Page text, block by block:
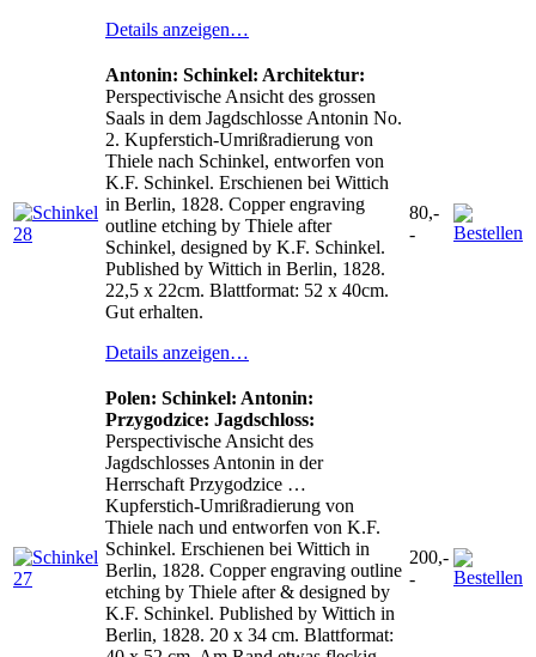
Details anzeigen…
Antonin: Schinkel: Architektur:
Perspectivische Ansicht des grossen
Saals in dem Jagdschlosse Antonin No.
2. Kupferstich-Umrißradierung von
Thiele nach Schinkel, entworfen von
K.F. Schinkel. Erschienen bei Wittich
in Berlin, 1828. Copper engraving
outline etching by Thiele after
Schinkel, designed by K.F. Schinkel.
Published by Wittich in Berlin, 1828.
22,5 x 22cm. Blattformat: 52 x 40cm.
Gut erhalten.
Details anzeigen…
80,-
-
Polen: Schinkel: Antonin:
Przygodzice: Jagdschloss:
Perspectivische Ansicht des
Jagdschlosses Antonin in der
Herrschaft Przygodzice …
Kupferstich-Umrißradierung von
Thiele nach und entworfen von K.F.
Schinkel. Erschienen bei Wittich in
Berlin, 1828. Copper engraving outline
etching by Thiele after & designed by
K.F. Schinkel. Published by Wittich in
Berlin, 1828. 20 x 34 cm. Blattformat:
200,-
-